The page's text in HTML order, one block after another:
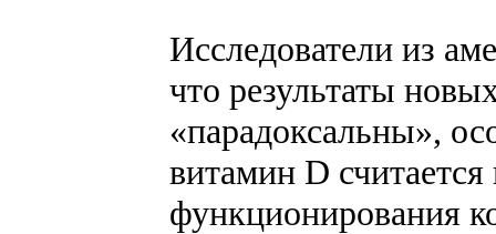
Исследователи из
что результаты
«парадоксальны»,
витамин D
функционирования